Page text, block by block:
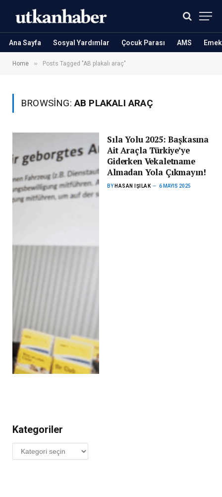
Ana Sayfa Sosyal Yardımlar Çocuk Parası AMS
Home » Posts Tagged "AB plakalı araç"
BROWSING:AB PLAKALI ARAÇ
Sıla Yolu 2025: Başkasına
Ait Araçla Türkiye’ye
Giderken Vekaletname
Almadan Yola Çıkmayın!
BY HASAN IŞILAK 6 MAYIS 2025
Kategoriler
Kategoriler